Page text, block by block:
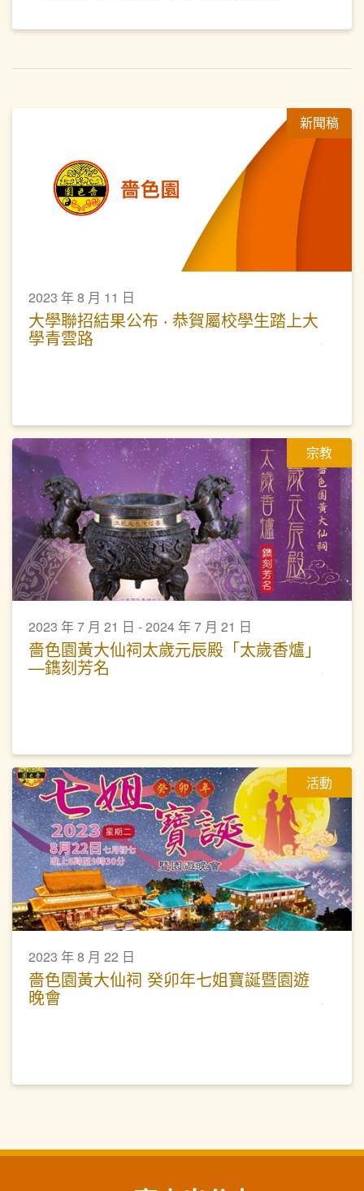
新聞稿
2023 年 8 月 11 日
大學聯招結果公布 ‧ 恭賀屬校學生踏上大
學青雲路
宗教
2023 年 7 月 21 日 - 2024 年 7 月 21 日
嗇色園黃大仙祠太歲元辰殿「太歲香爐」
—鐫刻芳名
活動
2023 年 8 月 22 日
嗇色園黃大仙祠 癸卯年七姐寶誕暨園遊
晚會